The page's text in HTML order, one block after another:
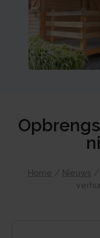
Home / Nieuws /